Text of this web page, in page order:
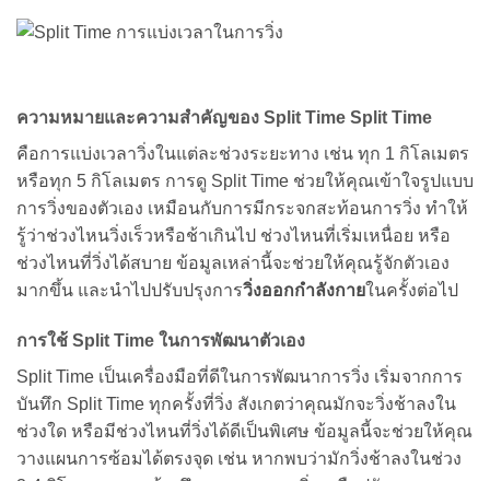
ความหมายและความสำคัญของ Split Time Split Time
คือการแบ่งเวลาวิ่งในแต่ละช่วงระยะทาง เช่น ทุก 1 กิโลเมตร
หรือทุก 5 กิโลเมตร การดู Split Time ช่วยให้คุณเข้าใจรูปแบบ
การวิ่งของตัวเอง เหมือนกับการมีกระจกสะท้อนการวิ่ง ทำให้
รู้ว่าช่วงไหนวิ่งเร็วหรือช้าเกินไป ช่วงไหนที่เริ่มเหนื่อย หรือ
ช่วงไหนที่วิ่งได้สบาย ข้อมูลเหล่านี้จะช่วยให้คุณรู้จักตัวเอง
มากขึ้น และนำไปปรับปรุงการวิ่งออกกำลังกายในครั้งต่อไป
การใช้ Split Time ในการพัฒนาตัวเอง
Split Time เป็นเครื่องมือที่ดีในการพัฒนาการวิ่ง เริ่มจากการ
บันทึก Split Time ทุกครั้งที่วิ่ง สังเกตว่าคุณมักจะวิ่งช้าลงใน
ช่วงใด หรือมีช่วงไหนที่วิ่งได้ดีเป็นพิเศษ ข้อมูลนี้จะช่วยให้คุณ
วางแผนการซ้อมได้ตรงจุด เช่น หากพบว่ามักวิ่งช้าลงในช่วง